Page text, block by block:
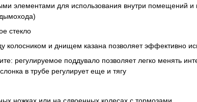
элементами для использования внутри помещений и
стекло
и днищем казана позволяет эффективно
регулируемое поддувало позволяет легко менять
в трубе регулирует еще и тягу